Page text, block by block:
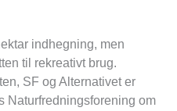
indhegning, men
til rekreativt brug.
SF og Alternativet er
Naturfredningsforening om